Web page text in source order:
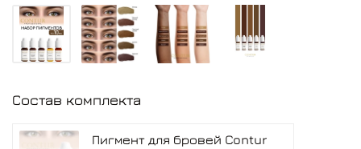
Состав комплекта
Пигмент для бровей Contur